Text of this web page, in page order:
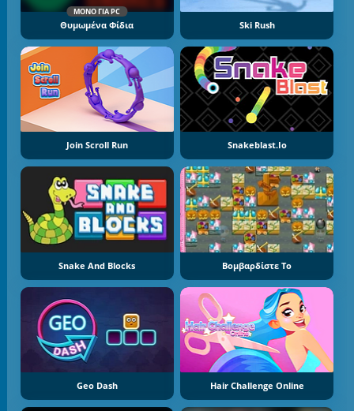
ΜΌΝΟ ΓΙΑ PC
Θυμωμένα Φίδια Ski Rush
Join Scroll Run Snakeblast.io
Snake And Blocks Βομβαρδίστε Το
Geo Dash Hair Challenge Online